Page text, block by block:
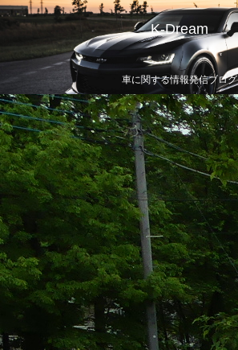
K-Dream
車に関する情報発信ブログ